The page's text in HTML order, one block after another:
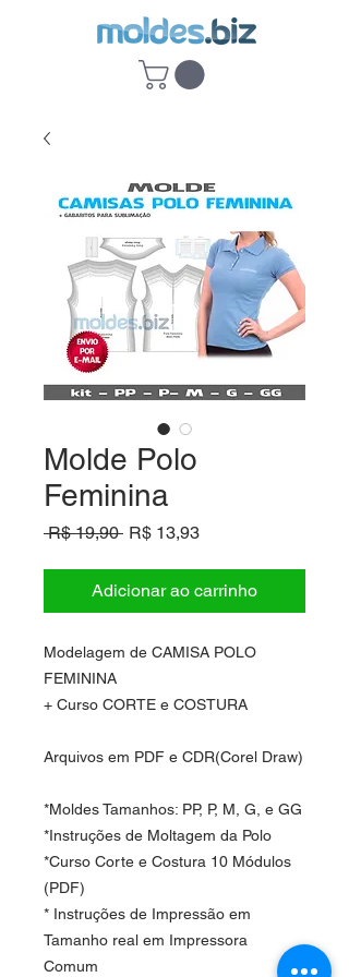
Molde Polo
Feminina
R$ 19,90 Preço
R$ 13,93Preço
Adicionar ao carrinho
Modelagem de CAMISA POLO
FEMININA
+ Curso CORTE e COSTURA
Arquivos em PDF e CDR(Corel Draw)
*Moldes Tamanhos: PP, P, M, G, e GG
*Instruções de Moltagem da Polo
*Curso Corte e Costura 10 Módulos
(PDF)
* Instruções de Impressão em
Tamanho real em Impressora
Comum